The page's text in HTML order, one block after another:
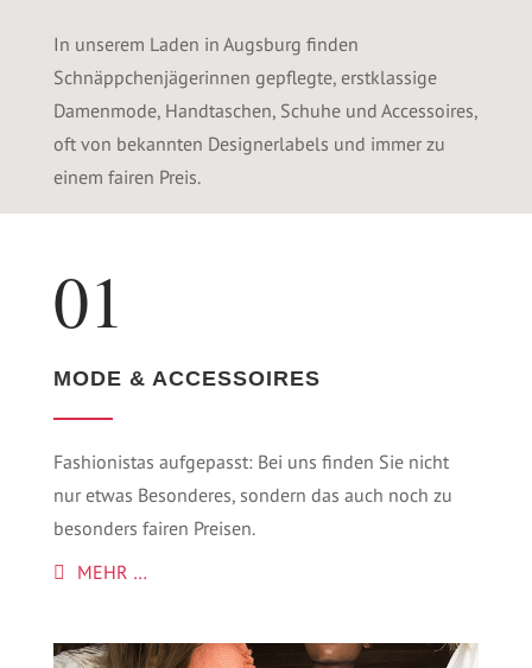
In unserem Laden in Augsburg finden
Schnäppchenjägerinnen gepflegte, erstklassige
Damenmode, Handtaschen, Schuhe und Accessoires,
oft von bekannten Designerlabels und immer zu
einem fairen Preis.
01
MODE & ACCESSOIRES
Fashionistas aufgepasst: Bei uns finden Sie nicht
nur etwas Besonderes, sondern das auch noch zu
besonders fairen Preisen.
MEHR …